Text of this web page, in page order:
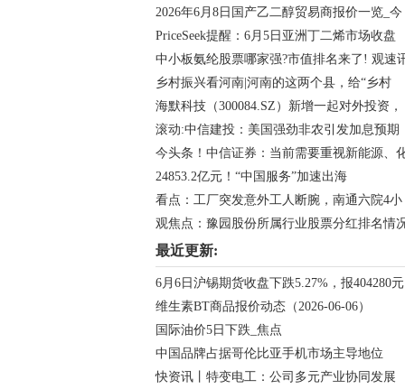
2026年6月8日国产乙二醇贸易商报价一览_今
PriceSeek提醒：6月5日亚洲丁二烯市场收盘
中小板氨纶股票哪家强?市值排名来了! 观速
乡村振兴看河南|河南的这两个县，给“乡村
海默科技（300084.SZ）新增一起对外投资，
滚动:中信建投：美国强劲非农引发加息预期
今头条！中信证券：当前需要重视新能源、
24853.2亿元！“中国服务”加速出海
看点：工厂突发意外工人断腕，南通六院4小
观焦点：豫园股份所属行业股票分红排名情
最近更新:
6月6日沪锡期货收盘下跌5.27%，报404280元
维生素BT商品报价动态（2026-06-06）
国际油价5日下跌_焦点
中国品牌占据哥伦比亚手机市场主导地位
快资讯丨特变电工：公司多元产业协同发展